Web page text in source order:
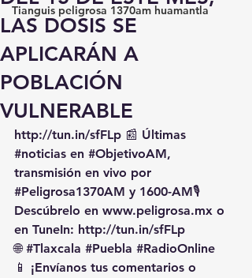
Tianguis peligrosa 1370am huamantla
LAS DOSIS SE
APLICARÁN A
POBLACIÓN
VULNERABLE
http://tun.in/sfFLp 📰 Últimas
#noticias en #ObjetivoAM,
transmisión en vivo por
#Peligrosa1370AM y 1600-AM🎙️
Descúbrelo en www.peligrosa.mx o
en TuneIn: http://tun.in/sfFLp
🌐 #Tlaxcala #Puebla #RadioOnline
📱 ¡Envíanos tus comentarios o